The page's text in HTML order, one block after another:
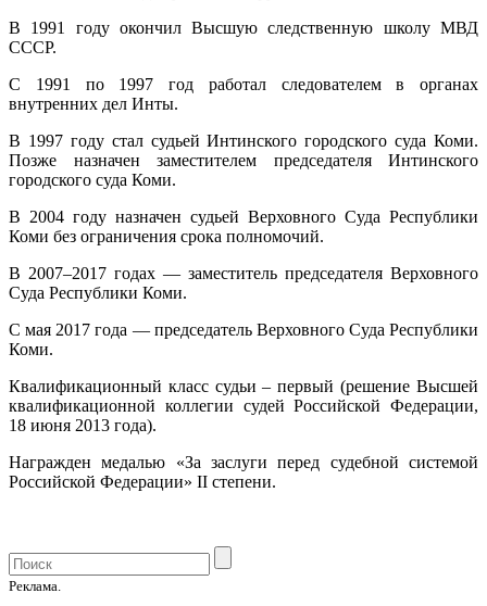
В 1991 году окончил Высшую следственную школу МВД
СССР.
С 1991 по 1997 год работал следователем в органах
внутренних дел Инты.
В 1997 году стал судьей Интинского городского суда Коми.
Позже назначен заместителем председателя Интинского
городского суда Коми.
В 2004 году назначен судьей Верховного Суда Республики
Коми без ограничения срока полномочий.
В 2007–2017 годах — заместитель председателя Верховного
Суда Республики Коми.
С мая 2017 года — председатель Верховного Суда Республики
Коми.
Квалификационный класс судьи – первый (решение Высшей
квалификационной коллегии судей Российской Федерации,
18 июня 2013 года).
Награжден медалью «За заслуги перед судебной системой
Российской Федерации» II степени.
Реклама.